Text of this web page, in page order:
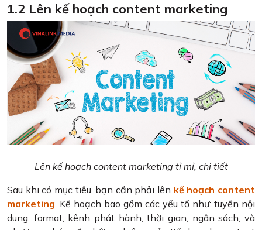
1.2 Lên kế hoạch content marketing
Lên kế hoạch content marketing tỉ mỉ, chi tiết
Sau khi có mục tiêu, bạn cần phải lên kế hoạch content
marketing. Kế hoạch bao gồm các yếu tố như: tuyến nội
dung, format, kênh phát hành, thời gian, ngân sách, và